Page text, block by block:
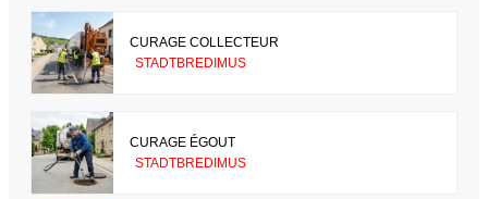
CURAGE COLLECTEUR
STADTBREDIMUS
CURAGE ÉGOUT
STADTBREDIMUS